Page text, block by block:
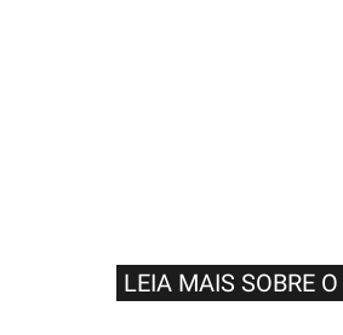
LEIA MAIS SOBRE